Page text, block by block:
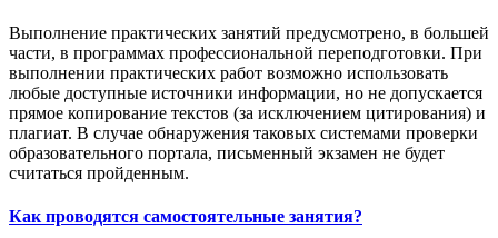
Выполнение практических занятий предусмотрено, в большей
части, в программах профессиональной переподготовки. При
выполнении практических работ возможно использовать
любые доступные источники информации, но не допускается
прямое копирование текстов (за исключением цитирования) и
плагиат. В случае обнаружения таковых системами проверки
образовательного портала, письменный экзамен не будет
считаться пройденным.
Как проводятся самостоятельные занятия?